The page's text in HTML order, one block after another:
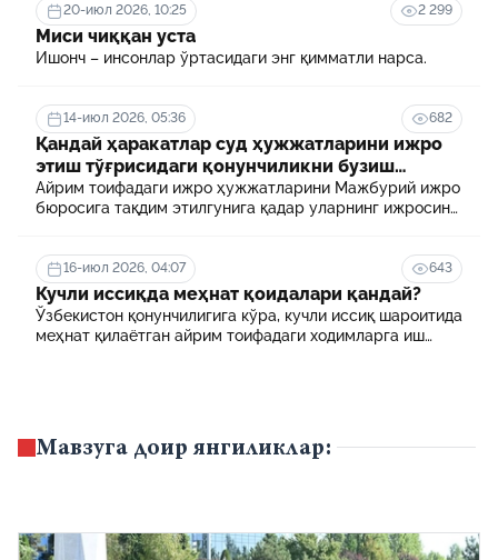
20-июл 2026, 10:25 2 299
Миси чиққан уста
Ишонч – инсонлар ўртасидаги энг қимматли нарса.
14-июл 2026, 05:36 682
Қандай ҳаракатлар суд ҳужжатларини ижро
этиш тўғрисидаги қонунчиликни бузиш
ҳисобланади? 5 муҳим факт
Айрим тоифадаги ижро ҳужжатларини Мажбурий ижро
бюросига тақдим этилгунига қадар уларнинг ижросини
16-июл 2026, 04:07 643
Кучли иссиқда меҳнат қоидалари қандай?
Ўзбекистон қонунчилигига кўра, кучли иссиқ шароитида
меҳнат қилаётган айрим тоифадаги ходимларга иш
Мавзуга доир янгиликлар: